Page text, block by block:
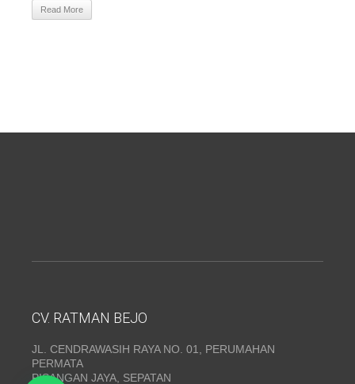
Read More
CV. RATMAN BEJO
JL. CENDRAWASIH RAYA NO. 01, PERUMAHAN
PERMATA
PISANGAN JAYA, SEPATAN